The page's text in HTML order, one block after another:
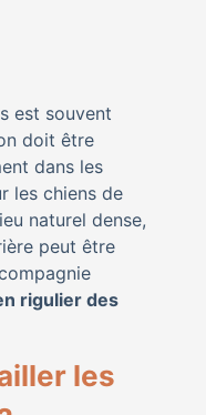
est souvent
doit être
dans les
les chiens de
naturel dense,
peut être
rigulier des
les